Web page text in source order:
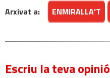
Arxivat a: ENMIRALLA'T
Escriu la teva opinió